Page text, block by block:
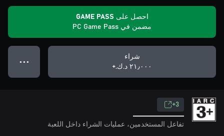
احصل على GAME PASS
مضمن في PC Game Pass
شراء
٢١٫٠٠٠ د.ك.‏+
● ● ●
3+
تفاعل المستخدمين، عمليات الشراء داخل اللعبة